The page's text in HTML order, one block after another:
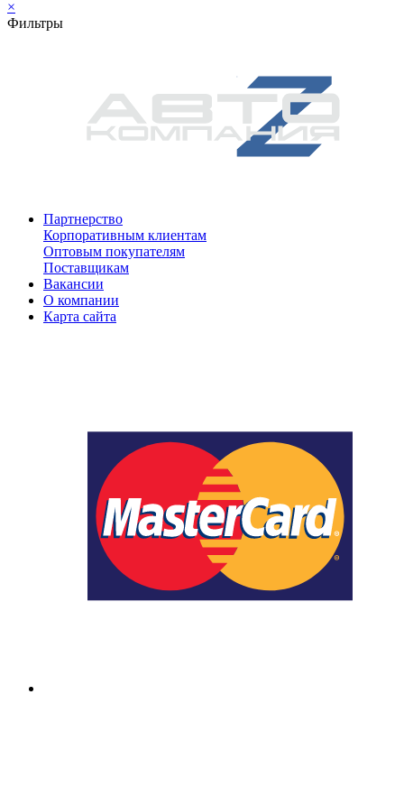
×
Фильтры
Партнерство
Корпоративным клиентам
Оптовым покупателям
Поставщикам
Вакансии
О компании
Карта сайта